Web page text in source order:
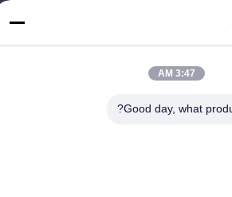
عنواننا
3:47 AM
Good day, what